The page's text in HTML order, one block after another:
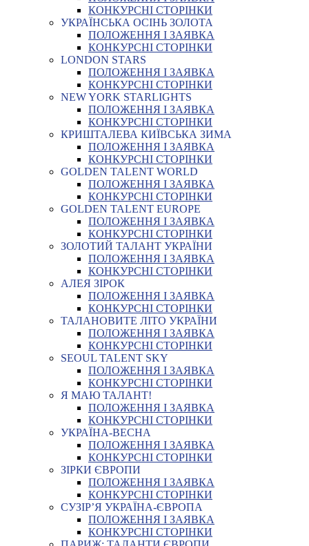
КОНКУРСНІ СТОРІНКИ
УКРАЇНСЬКА ОСІНЬ ЗОЛОТА
ПОЛОЖЕННЯ І ЗАЯВКА
КОНКУРСНІ СТОРІНКИ
LONDON STARS
ПОЛОЖЕННЯ І ЗАЯВКА
КОНКУРСНІ СТОРІНКИ
NEW YORK STARLIGHTS
ПОЛОЖЕННЯ І ЗАЯВКА
КОНКУРСНІ СТОРІНКИ
КРИШТАЛЕВА КИЇВСЬКА ЗИМА
ПОЛОЖЕННЯ І ЗАЯВКА
КОНКУРСНІ СТОРІНКИ
GOLDEN TALENT WORLD
ПОЛОЖЕННЯ І ЗАЯВКА
КОНКУРСНІ СТОРІНКИ
GOLDEN TALENT EUROPE
ПОЛОЖЕННЯ І ЗАЯВКА
КОНКУРСНІ СТОРІНКИ
ЗОЛОТИЙ ТАЛАНТ УКРАЇНИ
ПОЛОЖЕННЯ І ЗАЯВКА
КОНКУРСНІ СТОРІНКИ
АЛЕЯ ЗІРОК
ПОЛОЖЕННЯ І ЗАЯВКА
КОНКУРСНІ СТОРІНКИ
ТАЛАНОВИТЕ ЛІТО УКРАЇНИ
ПОЛОЖЕННЯ І ЗАЯВКА
КОНКУРСНІ СТОРІНКИ
SEOUL TALENT SKY
ПОЛОЖЕННЯ І ЗАЯВКА
КОНКУРСНІ СТОРІНКИ
Я МАЮ ТАЛАНТ!
ПОЛОЖЕННЯ І ЗАЯВКА
КОНКУРСНІ СТОРІНКИ
УКРАЇНА-ВЕСНА
ПОЛОЖЕННЯ І ЗАЯВКА
КОНКУРСНІ СТОРІНКИ
ЗІРКИ ЄВРОПИ
ПОЛОЖЕННЯ І ЗАЯВКА
КОНКУРСНІ СТОРІНКИ
СУЗІР’Я УКРАЇНА-ЄВРОПА
ПОЛОЖЕННЯ І ЗАЯВКА
КОНКУРСНІ СТОРІНКИ